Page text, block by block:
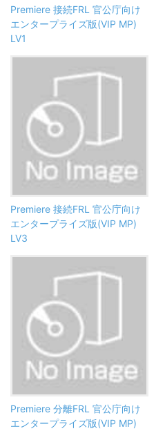
Premiere 接続FRL 官公庁向け
エンタープライズ版(VIP MP)
LV1
Premiere 接続FRL 官公庁向け
エンタープライズ版(VIP MP)
LV3
Premiere 分離FRL 官公庁向け
エンタープライズ版(VIP MP)